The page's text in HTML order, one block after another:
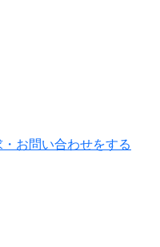
お問い合わせをする